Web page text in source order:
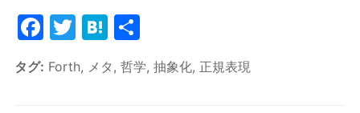
F
c
T
itt
H
at
e
共
有
タグ: Forth, メタ , 哲学, 抽象化, 正規表現